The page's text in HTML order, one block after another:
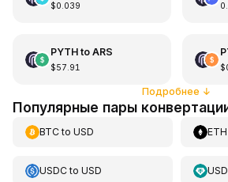
$0.039
PYTHto ARS
$57.91
Подробнее ↓
Популярные пары
BTCto USD ETH
USDCto USD